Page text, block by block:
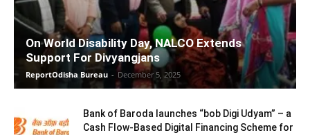
On World Disability Day, NALCO Extends
Support For Divyangjans
ReportOdisha Bureau - December 5, 2025
Bank of Baroda launches “bob Digi Udyam” – a
Cash Flow-Based Digital Financing Scheme for